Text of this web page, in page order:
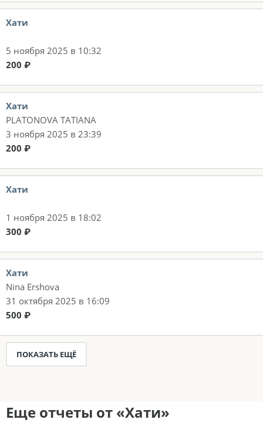
Хати
5 ноября 2025 в 10:32
200 ₽
Хати
PLATONOVA TATIANA
3 ноября 2025 в 23:39
200 ₽
Хати
1 ноября 2025 в 18:02
300 ₽
Хати
Nina Ershova
31 октября 2025 в 16:09
500 ₽
ПОКАЗАТЬ ЕЩЁ
Еще отчеты от «Хати»